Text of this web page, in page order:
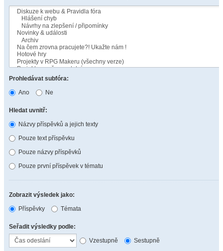
Prohledávat subfóra:
Ano
Ne
Hledat uvnitř:
Názvy příspěvků a jejich texty
Pouze text příspěvku
Pouze názvy příspěvků
Pouze první příspěvek v tématu
Zobrazit výsledek jako:
Příspěvky
Témata
Seřadit výsledky podle:
Vzestupně
Sestupně